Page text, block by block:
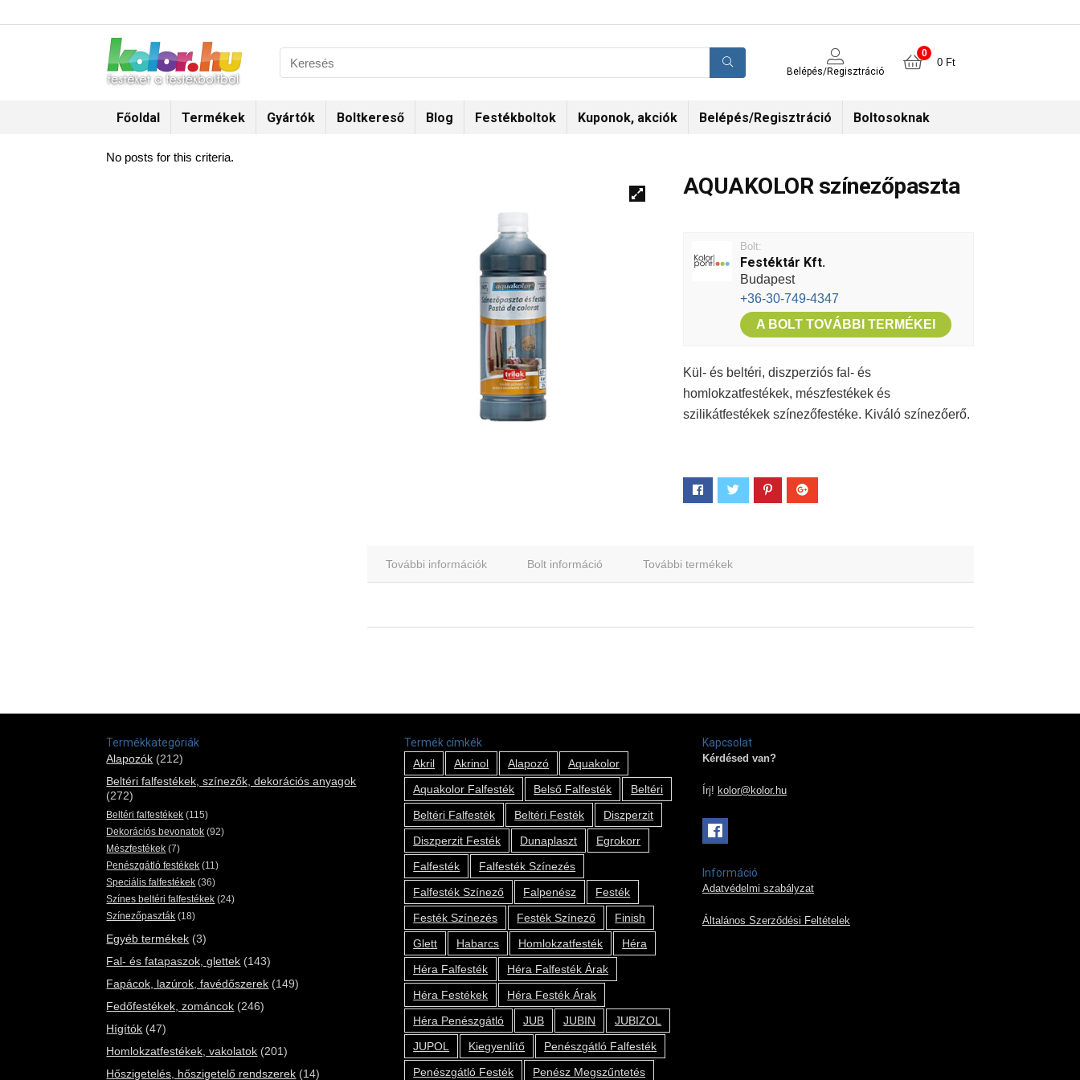
Belépés/Regisztráció
0
0 Ft
Főoldal Termékek Gyártók Boltkereső Blog Festékboltok Kuponok, akciók Belépés/Regisztráció Boltosoknak
AQUAKOLOR színezőpaszta
Bolt:
Festéktár Kft.
Budapest
+36-30-749-4347
A BOLT TOVÁBBI TERMÉKEI
Kül- és beltéri, diszperziós fal- és
homlokzatfestékek, mészfestékek és
szilikátfestékek színezőfestéke. Kiváló színezőerő.
További információk Bolt információ További termékek
No posts for this criteria.
Termékkategóriák
Alapozók (212)
Beltéri falfestékek, színezők, dekorációs anyagok
(272)
Beltéri falfestékek (115)
Dekorációs bevonatok (92)
Mészfestékek (7)
Penészgátló festékek (11)
Speciális falfestékek (36)
Színes beltéri falfestékek (24)
Színezőpaszták (18)
Egyéb termékek (3)
Fal- és fatapaszok, glettek (143)
Fapácok, lazúrok, favédőszerek (149)
Fedőfestékek, zománcok (246)
Hígítók (47)
Homlokzatfestékek, vakolatok (201)
Hőszigetelés, hőszigetelő rendszerek (14)
Termék címkék
Akril
Akrinol Alapozó
Aquakolor
Aquakolor Falfesték
Belső Falfesték
Beltéri
Beltéri Falfesték
Beltéri Festék
Diszperzit
Diszperzit Festék
Dunaplaszt
Egrokorr
Falfesték
Falfesték Színezés
Falfesték Színező
Falpenész
Festék
Festék Színezés
Festék Színező
Finish
Glett
Habarcs Homlokzatfesték
Héra
Héra Falfesték
Héra Falfesték Árak
Héra Festékek
Héra Festék Árak
Héra Penészgátló
JUB JUBIN
JUBIZOL
JUPOL
Kiegyenlítő
Penészgátló Falfesték
Penészgátló Festék
Penész Megszűntetés
Kapcsolat
Kérdésed van?
Írj! kolor@kolor.hu
Információ
Adatvédelmi szabályzat
Általános Szerződési Feltételek